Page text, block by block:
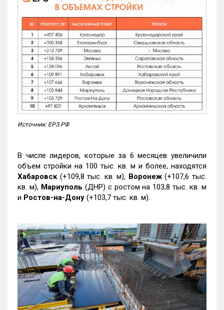
Источник: ЕРЗ.РФ
В числе лидеров, которые за 6 месяцев увеличили
объем стройки на 100 тыс. кв. м и более, находятся
Хабаровск (+109,8 тыс. кв. м), Воронеж(+107,6 тыс.
кв. м), Мариуполь (ДНР) с ростом на 103,8 тыс. кв. м
и Ростов-на-Дону (+103,7 тыс. кв. м).